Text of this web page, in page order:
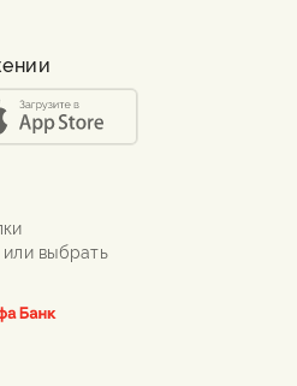
выбрать